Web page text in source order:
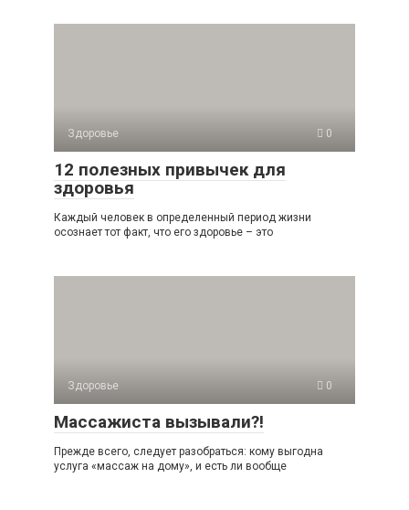
Здоровье 0
12 полезных привычек для
здоровья
Каждый человек в определенный период жизни
осознает тот факт, что его здоровье – это
Здоровье 0
Массажиста вызывали?!
Прежде всего, следует разобраться: кому выгодна
услуга «массаж на дому», и есть ли вообще